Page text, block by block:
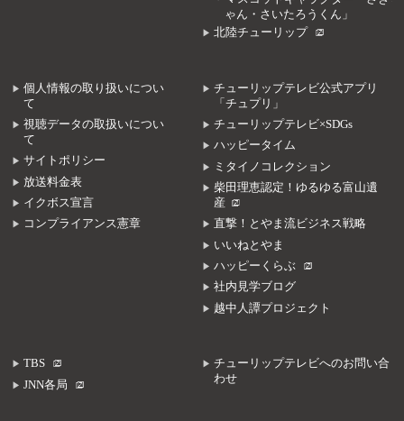
ゃん・さいたろうくん」
北陸チューリップ
個人情報の取り扱いについ
て
視聴データの取扱いについ
て
サイトポリシー
放送料金表
イクボス宣言
コンプライアンス憲章
チューリップテレビ公式アプリ
「チュプリ」
チューリップテレビ×SDGs
ハッピータイム
ミタイノコレクション
柴田理恵認定！ゆるゆる富山遺
産
直撃！とやま流ビジネス戦略
いいねとやま
ハッピーくらぶ
社内見学ブログ
越中人譚プロジェクト
TBS
JNN各局
チューリップテレビへのお問い合
わせ